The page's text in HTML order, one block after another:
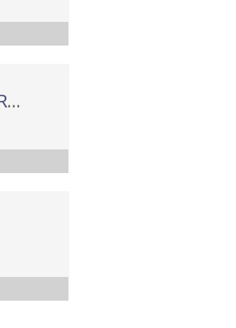
VISITA OBSERVATORI ASTRONÒMIC BURJASSOT